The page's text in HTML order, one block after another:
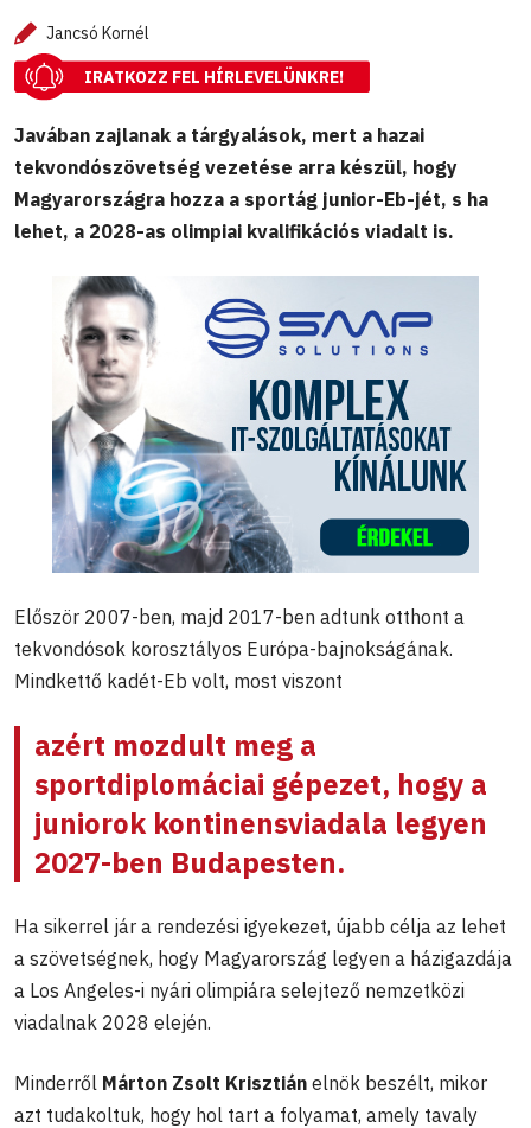
Jancsó Kornél
IRATKOZZ FEL HÍRLEVELÜNKRE!
Javában zajlanak a tárgyalások, mert a hazai
tekvondószövetség vezetése arra készül, hogy
Magyarországra hozza a sportág junior-Eb-jét, s ha
lehet, a 2028-as olimpiai kvalifikációs viadalt is.
Először 2007-ben, majd 2017-ben adtunk otthont a
tekvondósok korosztályos Európa-bajnokságának.
Mindkettő kadét-Eb volt, most viszont
azért mozdult meg a
sportdiplomáciai gépezet, hogy a
juniorok kontinensviadala legyen
2027-ben Budapesten.
Ha sikerrel jár a rendezési igyekezet, újabb célja az lehet
a szövetségnek, hogy Magyarország legyen a házigazdája
a Los Angeles-i nyári olimpiára selejtező nemzetközi
viadalnak 2028 elején.
Minderről Márton Zsolt Krisztián elnök beszélt, mikor
azt tudakoltuk, hogy hol tart a folyamat, amely tavaly